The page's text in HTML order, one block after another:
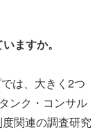
ますか。
は、大きく2つ
ンク・コンサル
関連の調査研究